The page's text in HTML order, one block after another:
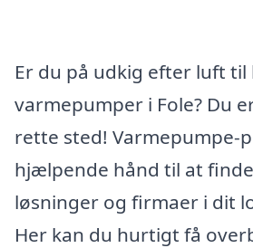
Er du på udkig efter luft til
varmepumper i Fole? Du
rette sted! Varmepumpe-
hjælpende hånd til at
løsninger og firmaer i dit
Her kan du hurtigt få